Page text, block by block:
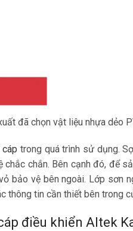
đã chọn vật liệu nhựa dẻo
trong quá trình sử dụng.
chắn. Bên cạnh đó, để
bảo vệ bên ngoài. Lớp sơn
thông tin cần thiết bên trong
điều khiển Altek